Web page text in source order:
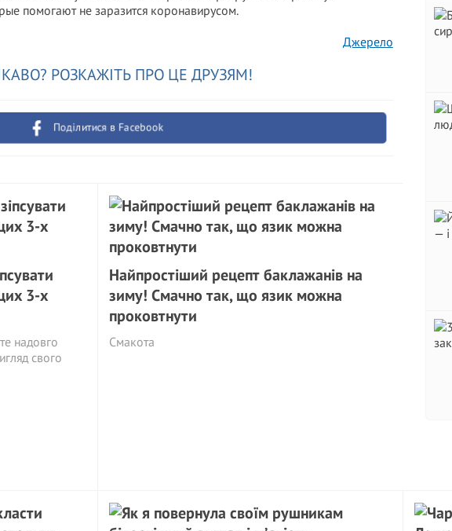
помогают не заразится коронавирусом.
Джерело
РОЗКАЖІТЬ ПРО ЦЕ ДРУЗЯМ!
Поділитися в Facebook
3-х
надовго
свого
Найпростіший рецепт баклажанів на
зиму! Смачно так, що язик можна
проковтнути
Смакота